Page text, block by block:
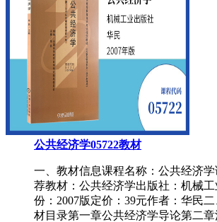
公共经济学05722教材
一、教材信息课程名称：公共经济学
荐教材：公共经济学出版社：机械
份：2007版定价：39元作者：华民
材目录第一章公共经济学导论第二